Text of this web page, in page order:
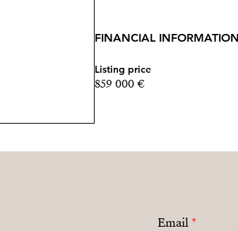
FINANCIAL INFORMATION
Listing price
859 000 €
Email*